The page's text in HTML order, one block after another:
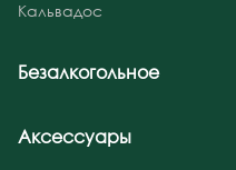
Кальвадос
Безалкогольное
Аксессуары